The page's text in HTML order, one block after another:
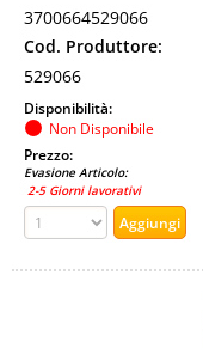
3700664529066
Cod. Produttore:
529066
Disponibilità:
Non Disponibile
Prezzo:
Evasione Articolo:
2-5 Giorni lavorativi